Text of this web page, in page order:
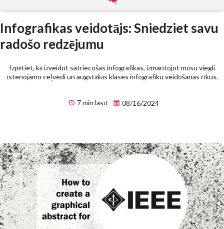
Infografikas veidotājs: Sniedziet savu
radošo redzējumu
Izpētiet, kā izveidot satriecošas infografikas, izmantojot mūsu viegli
īstenojamo ceļvedi un augstākās klases infografiku veidošanas rīkus.
7 min lasīt 08/16/2024